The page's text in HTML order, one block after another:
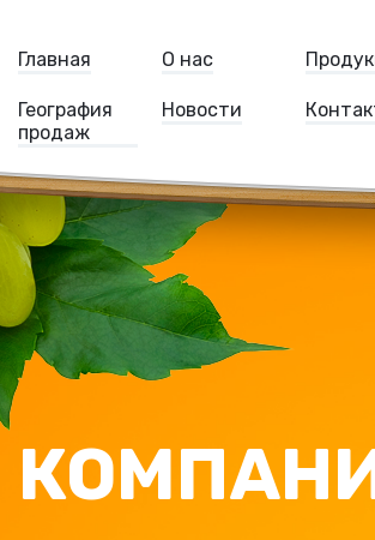
Главная О нас
География
продаж
Новости